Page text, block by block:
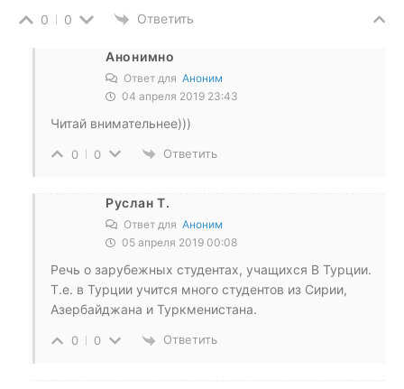
0 0 Ответить
Анонимно
Ответ для Аноним
04 апреля 2019 23:43
Читай внимательнее)))
0 0 Ответить
Руслан Т.
Ответ для Аноним
05 апреля 2019 00:08
Речь о зарубежных студентах, учащихся В Турции.
Т.е. в Турции учится много студентов из Сирии,
Азербайджана и Туркменистана.
0 0 Ответить